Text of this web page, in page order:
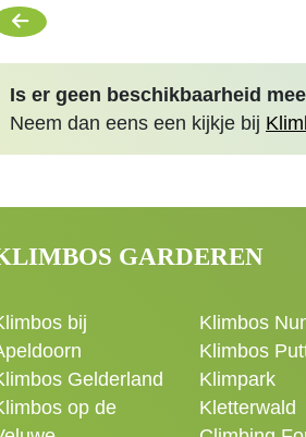
Is er geen beschikbaarheid
Neem dan eens een kijkje bij
GARDEREN
bij
Gelderland
op de
Klimbos
Klimbos
Klimpark
Kletterwald